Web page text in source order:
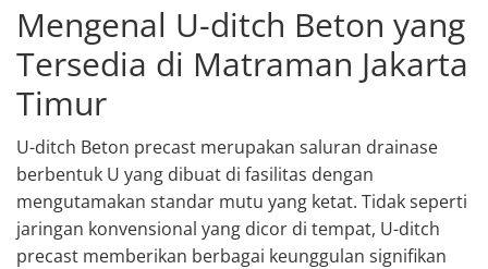
Mengenal U-ditch Beton yang
Tersedia di Matraman Jakarta
Timur
U-ditch Beton precast merupakan saluran drainase
berbentuk U yang dibuat di fasilitas dengan
mengutamakan standar mutu yang ketat. Tidak seperti
jaringan konvensional yang dicor di tempat, U-ditch
precast memberikan berbagai keunggulan signifikan